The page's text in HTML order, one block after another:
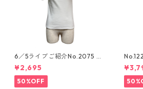
6／5ライブご紹介No.2075 ア
シンメトリーカットソー
¥2,695
50%OFF
ス